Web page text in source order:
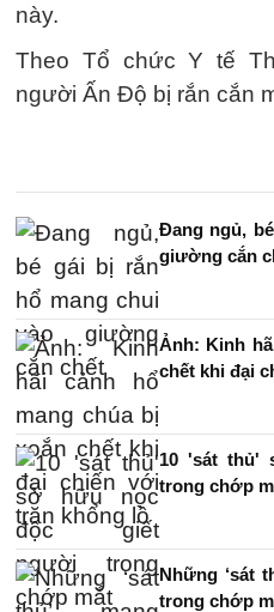
này.
Theo Tổ chức Y tế
người Ấn Độ bị rắn cắn
Đang ngủ,
giường cắn
Ảnh: Kinh
chết khi đại
10 'sát thủ'
trong chớp
Những ‘sát
trong chớp